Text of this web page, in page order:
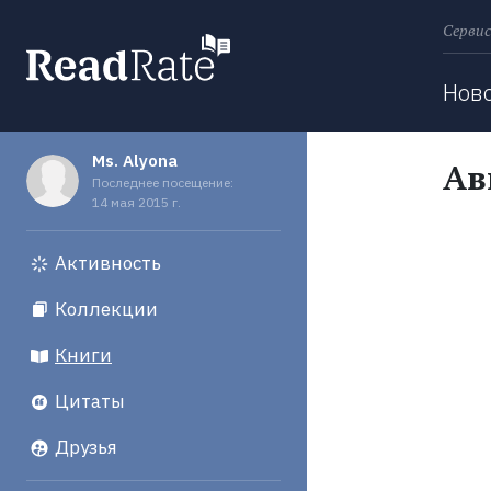
Ms. Alyona
Последнее посещение:
14 мая 2015 г.
Активность
Коллекции
Книги
Цитаты
Друзья